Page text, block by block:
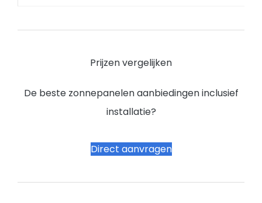
Prijzen vergelijken
De beste zonnepanelen aanbiedingen inclusief
installatie?
Direct aanvragen